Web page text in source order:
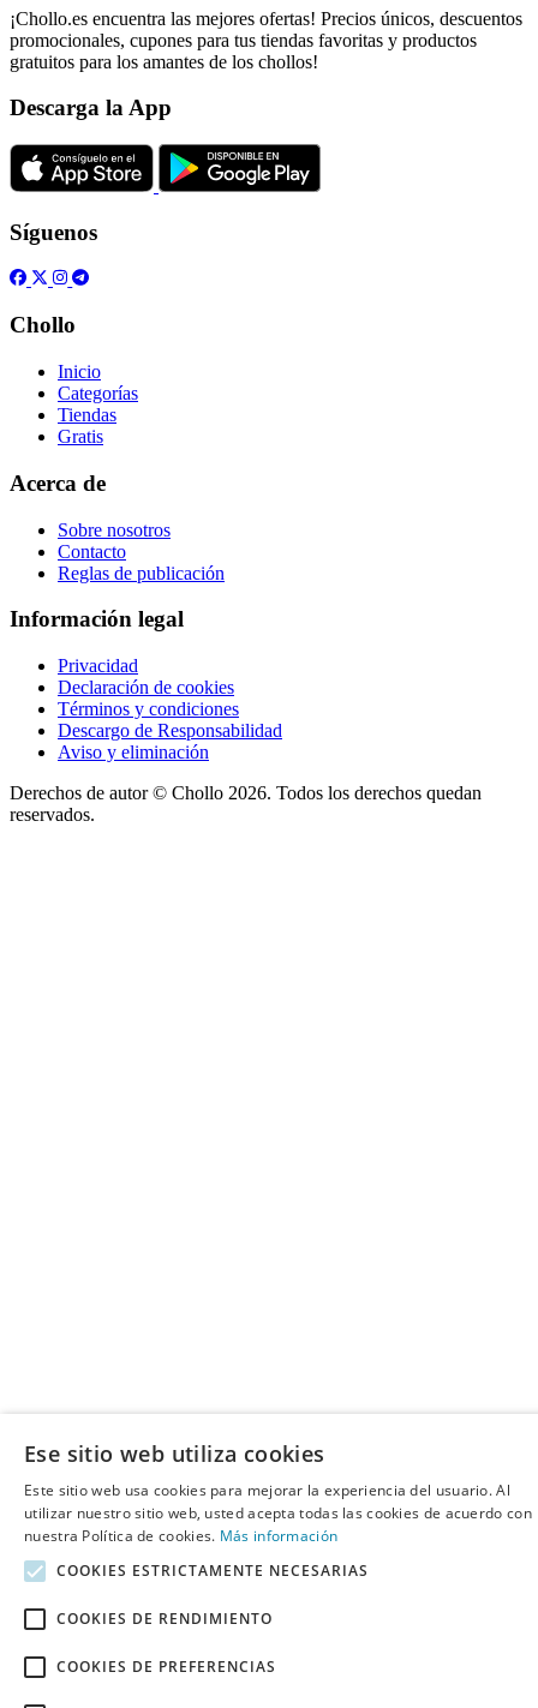
¡Chollo.es encuentra las mejores ofertas! Precios únicos, descuentos
promocionales, cupones para tus tiendas favoritas y productos
gratuitos para los amantes de los chollos!
Descarga la App
Síguenos
Chollo
Inicio
Categorías
Tiendas
Gratis
Acerca de
Sobre nosotros
Contacto
Reglas de publicación
Información legal
Privacidad
Declaración de cookies
Términos y condiciones
Descargo de Responsabilidad
Aviso y eliminación
Derechos de autor © Chollo 2026. Todos los derechos quedan
reservados.
Ese sitio web utiliza cookies
Este sitio web usa cookies para mejorar la experiencia del usuario. Al
utilizar nuestro sitio web, usted acepta todas las cookies de acuerdo con
nuestra Política de cookies. Más información
COOKIES ESTRICTAMENTE NECESARIAS
COOKIES DE RENDIMIENTO
COOKIES DE PREFERENCIAS